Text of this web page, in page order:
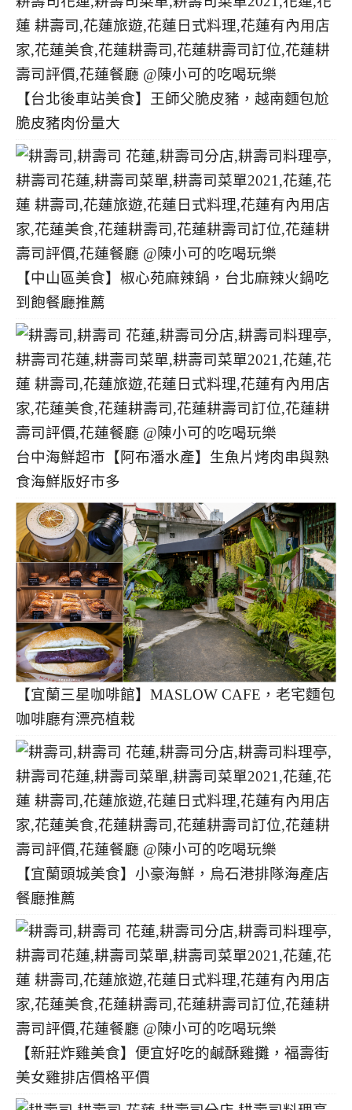
【台北後車站美食】王師父脆皮豬，越南麵包尬
脆皮豬肉份量大
【中山區美食】椒心苑麻辣鍋，台北麻辣火鍋吃
到飽餐廳推薦
台中海鮮超市【阿布潘水產】生魚片烤肉串與熟
食海鮮版好市多
【宜蘭三星咖啡館】MASLOW CAFE，老宅麵包
咖啡廳有漂亮植栽
【宜蘭頭城美食】小豪海鮮，烏石港排隊海產店
餐廳推薦
【新莊炸雞美食】便宜好吃的鹹酥雞攤，福壽街
美女雞排店價格平價